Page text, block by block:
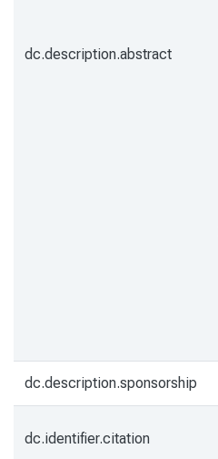
dc.description.abstract
dc.description.sponsorship
dc.identifier.citation